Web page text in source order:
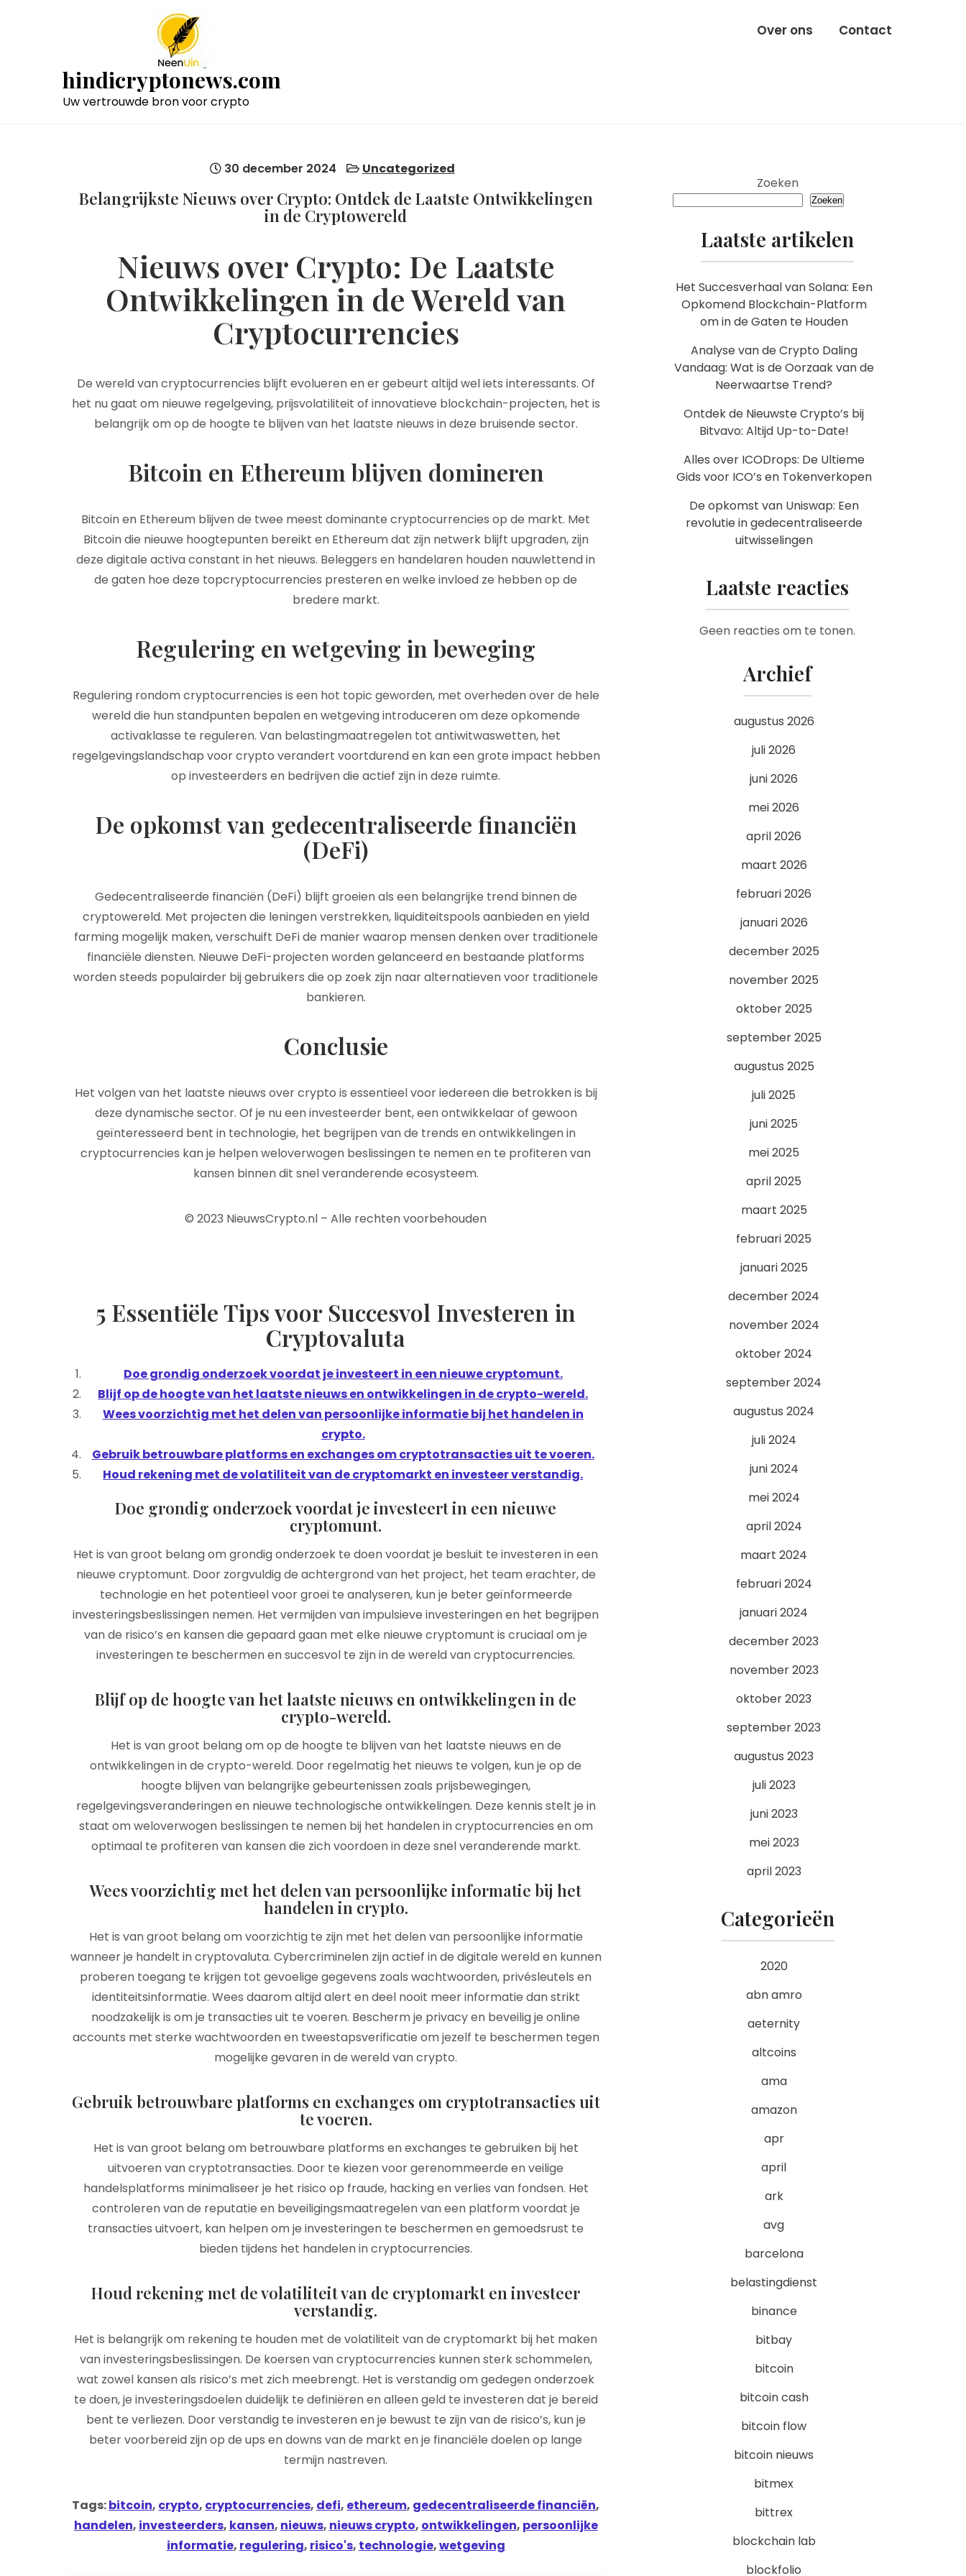
hindicryptonews.com
Uw vertrouwde bron voor crypto
Over ons Contact
30 december 2024 Uncategorized
Belangrijkste Nieuws over Crypto: Ontdek de Laatste Ontwikkelingen
in de Cryptowereld
Nieuws over Crypto: De Laatste
Ontwikkelingen in de Wereld van
Cryptocurrencies
De wereld van cryptocurrencies blijft evolueren en er gebeurt altijd wel iets interessants. Of
het nu gaat om nieuwe regelgeving, prijsvolatiliteit of innovatieve blockchain-projecten, het is
belangrijk om op de hoogte te blijven van het laatste nieuws in deze bruisende sector.
Bitcoin en Ethereum blijven domineren
Bitcoin en Ethereum blijven de twee meest dominante cryptocurrencies op de markt. Met
Bitcoin die nieuwe hoogtepunten bereikt en Ethereum dat zijn netwerk blijft upgraden, zijn
deze digitale activa constant in het nieuws. Beleggers en handelaren houden nauwlettend in
de gaten hoe deze topcryptocurrencies presteren en welke invloed ze hebben op de
bredere markt.
Regulering en wetgeving in beweging
Regulering rondom cryptocurrencies is een hot topic geworden, met overheden over de hele
wereld die hun standpunten bepalen en wetgeving introduceren om deze opkomende
activaklasse te reguleren. Van belastingmaatregelen tot antiwitwaswetten, het
regelgevingslandschap voor crypto verandert voortdurend en kan een grote impact hebben
op investeerders en bedrijven die actief zijn in deze ruimte.
De opkomst van gedecentraliseerde financiën
(DeFi)
Gedecentraliseerde financiën (DeFi) blijft groeien als een belangrijke trend binnen de
cryptowereld. Met projecten die leningen verstrekken, liquiditeitspools aanbieden en yield
farming mogelijk maken, verschuift DeFi de manier waarop mensen denken over traditionele
financiële diensten. Nieuwe DeFi-projecten worden gelanceerd en bestaande platforms
worden steeds populairder bij gebruikers die op zoek zijn naar alternatieven voor traditionele
bankieren.
Conclusie
Het volgen van het laatste nieuws over crypto is essentieel voor iedereen die betrokken is bij
deze dynamische sector. Of je nu een investeerder bent, een ontwikkelaar of gewoon
geïnteresseerd bent in technologie, het begrijpen van de trends en ontwikkelingen in
cryptocurrencies kan je helpen weloverwogen beslissingen te nemen en te profiteren van
kansen binnen dit snel veranderende ecosysteem.
© 2023 NieuwsCrypto.nl – Alle rechten voorbehouden
5 Essentiële Tips voor Succesvol Investeren in
Cryptovaluta
Doe grondig onderzoek voordat je investeert in een nieuwe cryptomunt.
Blijf op de hoogte van het laatste nieuws en ontwikkelingen in de crypto-wereld.
Wees voorzichtig met het delen van persoonlijke informatie bij het handelen in
crypto.
Gebruik betrouwbare platforms en exchanges om cryptotransacties uit te voeren.
Houd rekening met de volatiliteit van de cryptomarkt en investeer verstandig.
Doe grondig onderzoek voordat je investeert in een nieuwe
cryptomunt.
Het is van groot belang om grondig onderzoek te doen voordat je besluit te investeren in een
nieuwe cryptomunt. Door zorgvuldig de achtergrond van het project, het team erachter, de
technologie en het potentieel voor groei te analyseren, kun je beter geïnformeerde
investeringsbeslissingen nemen. Het vermijden van impulsieve investeringen en het begrijpen
van de risico’s en kansen die gepaard gaan met elke nieuwe cryptomunt is cruciaal om je
investeringen te beschermen en succesvol te zijn in de wereld van cryptocurrencies.
Blijf op de hoogte van het laatste nieuws en ontwikkelingen in de
crypto-wereld.
Het is van groot belang om op de hoogte te blijven van het laatste nieuws en de
ontwikkelingen in de crypto-wereld. Door regelmatig het nieuws te volgen, kun je op de
hoogte blijven van belangrijke gebeurtenissen zoals prijsbewegingen,
regelgevingsveranderingen en nieuwe technologische ontwikkelingen. Deze kennis stelt je in
staat om weloverwogen beslissingen te nemen bij het handelen in cryptocurrencies en om
optimaal te profiteren van kansen die zich voordoen in deze snel veranderende markt.
Wees voorzichtig met het delen van persoonlijke informatie bij het
handelen in crypto.
Het is van groot belang om voorzichtig te zijn met het delen van persoonlijke informatie
wanneer je handelt in cryptovaluta. Cybercriminelen zijn actief in de digitale wereld en kunnen
proberen toegang te krijgen tot gevoelige gegevens zoals wachtwoorden, privésleutels en
identiteitsinformatie. Wees daarom altijd alert en deel nooit meer informatie dan strikt
noodzakelijk is om je transacties uit te voeren. Bescherm je privacy en beveilig je online
accounts met sterke wachtwoorden en tweestapsverificatie om jezelf te beschermen tegen
mogelijke gevaren in de wereld van crypto.
Gebruik betrouwbare platforms en exchanges om cryptotransacties uit
te voeren.
Het is van groot belang om betrouwbare platforms en exchanges te gebruiken bij het
uitvoeren van cryptotransacties. Door te kiezen voor gerenommeerde en veilige
handelsplatforms minimaliseer je het risico op fraude, hacking en verlies van fondsen. Het
controleren van de reputatie en beveiligingsmaatregelen van een platform voordat je
transacties uitvoert, kan helpen om je investeringen te beschermen en gemoedsrust te
bieden tijdens het handelen in cryptocurrencies.
Houd rekening met de volatiliteit van de cryptomarkt en investeer
verstandig.
Het is belangrijk om rekening te houden met de volatiliteit van de cryptomarkt bij het maken
van investeringsbeslissingen. De koersen van cryptocurrencies kunnen sterk schommelen,
wat zowel kansen als risico’s met zich meebrengt. Het is verstandig om gedegen onderzoek
te doen, je investeringsdoelen duidelijk te definiëren en alleen geld te investeren dat je bereid
bent te verliezen. Door verstandig te investeren en je bewust te zijn van de risico’s, kun je
beter voorbereid zijn op de ups en downs van de markt en je financiële doelen op lange
termijn nastreven.
Tags:bitcoin, crypto, cryptocurrencies, defi, ethereum, gedecentraliseerde financiën,
handelen, investeerders, kansen, nieuws, nieuws crypto, ontwikkelingen, persoonlijke
informatie, regulering, risico's, technologie,wetgeving
Zoeken
Zoeken
Laatste artikelen
Het Succesverhaal van Solana: Een
Opkomend Blockchain-Platform
om in de Gaten te Houden
Analyse van de Crypto Daling
Vandaag: Wat is de Oorzaak van de
Neerwaartse Trend?
Ontdek de Nieuwste Crypto’s bij
Bitvavo: Altijd Up-to-Date!
Alles over ICODrops: De Ultieme
Gids voor ICO’s en Tokenverkopen
De opkomst van Uniswap: Een
revolutie in gedecentraliseerde
uitwisselingen
Laatste reacties
Geen reacties om te tonen.
Archief
augustus 2026
juli 2026
juni 2026
mei 2026
april 2026
maart 2026
februari 2026
januari 2026
december 2025
november 2025
oktober 2025
september 2025
augustus 2025
juli 2025
juni 2025
mei 2025
april 2025
maart 2025
februari 2025
januari 2025
december 2024
november 2024
oktober 2024
september 2024
augustus 2024
juli 2024
juni 2024
mei 2024
april 2024
maart 2024
februari 2024
januari 2024
december 2023
november 2023
oktober 2023
september 2023
augustus 2023
juli 2023
juni 2023
mei 2023
april 2023
Categorieën
2020
abn amro
aeternity
altcoins
ama
amazon
apr
april
ark
avg
barcelona
belastingdienst
binance
bitbay
bitcoin
bitcoin cash
bitcoin flow
bitcoin nieuws
bitmex
bittrex
blockchain lab
blockfolio